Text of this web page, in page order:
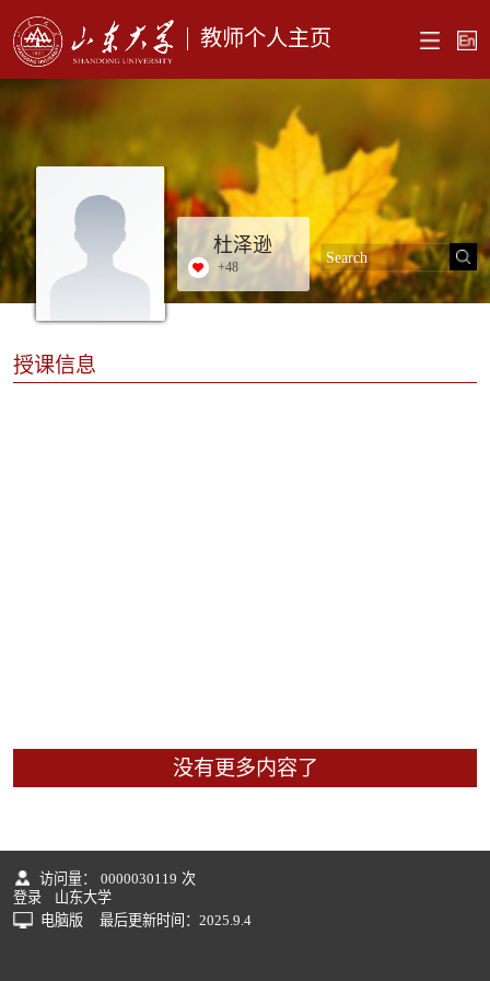
教师个人主页
杜泽逊
+48
授课信息
没有更多内容了
访问量： 0000030119 次
登录
山东大学
电脑版
最后更新时间： 2025 9 4